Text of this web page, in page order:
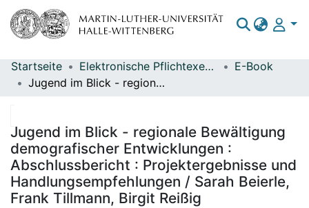
Bereiche & Sammlungen
Statistiken
Startseite Elektronische Pflichtexemplare
E-Book
Jugend im Blick - regionale Bewältigung demografischer Entwicklungen : Abschlussbericht : Projektergebnisse und Handlungsempfehlungen / Sarah Beierle, Frank Tillmann, Birgit Reißig
Jugend im Blick - regionale Bewältigung
demografischer Entwicklungen :
Abschlussbericht : Projektergebnisse und
Handlungsempfehlungen / Sarah Beierle,
Frank Tillmann, Birgit Reißig